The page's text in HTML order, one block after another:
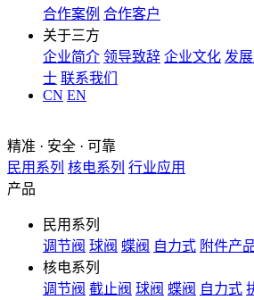
合作案例 合作客户
关于三方
企业简介 领导致辞 企业文化 发
士 联系我们
CN EN
精准 · 安全 · 可靠
民用系列 核电系列 行业应用
产品
民用系列
调节阀 球阀 蝶阀 自力式 附件产
核电系列
调节阀 截止阀 球阀 蝶阀 自力式